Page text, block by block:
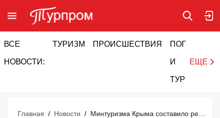
ВСЕ
НОВОСТИ:
ТУРИЗМ ПРОИСШЕСТВИЯ ПОГОДА
И
ТУРИЗМ
ЕЩЕ
Главная / Новости /